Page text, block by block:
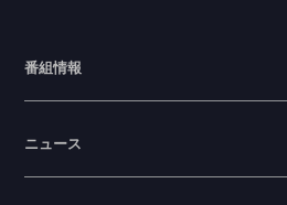
番組情報
ニュース